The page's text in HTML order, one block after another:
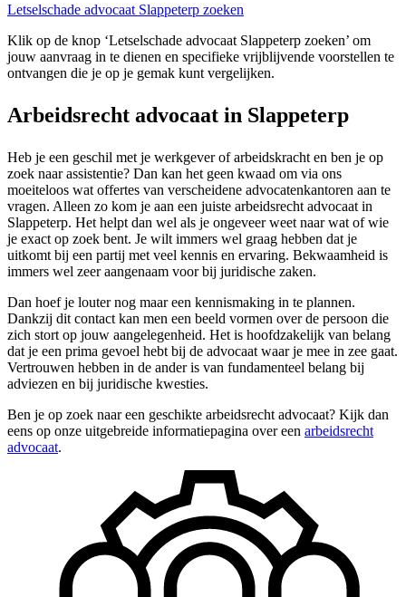
Letselschade advocaat Slappeterp zoeken
Klik op de knop ‘Letselschade advocaat Slappeterp zoeken’ om
jouw aanvraag in te dienen en specifieke vrijblijvende voorstellen te
ontvangen die je op je gemak kunt vergelijken.
Arbeidsrecht advocaat in Slappeterp
Heb je een geschil met je werkgever of arbeidskracht en ben je op
zoek naar assistentie? Dan kan het geen kwaad om via ons
moeiteloos wat offertes van verscheidene advocatenkantoren aan te
vragen. Alleen zo kom je aan een juiste arbeidsrecht advocaat in
Slappeterp. Het helpt dan wel als je ongeveer weet naar wat of wie
je exact op zoek bent. Je wilt immers wel graag hebben dat je
uitkomt bij een partij met veel kennis en ervaring. Bekwaamheid is
immers wel zeer aangenaam voor bij juridische zaken.
Dan hoef je louter nog maar een kennismaking in te plannen.
Dankzij dit contact kan men een beeld vormen over de persoon die
zich stort op jouw aangelegenheid. Het is hoofdzakelijk van belang
dat je een prima gevoel hebt bij de advocaat waar je mee in zee gaat.
Vertrouwen hebben in de ander is van fundamenteel belang bij
adviezen en bij juridische kwesties.
Ben je op zoek naar een geschikte arbeidsrecht advocaat? Kijk dan
eens op onze uitgebreide informatiepagina over een arbeidsrecht
advocaat.